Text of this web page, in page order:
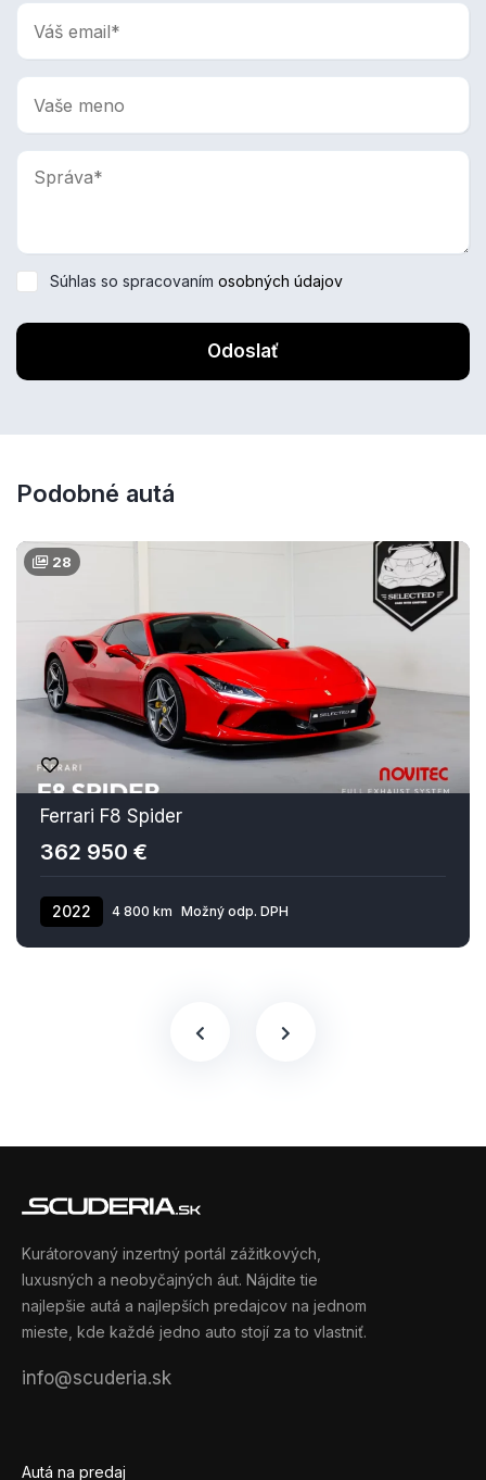
Súhlas so spracovaním osobných údajov
Odoslať
Podobné autá
28
Ferrari F8 Spider
362 950 €
2022 4 800 km Možný odp. DPH
Kurátorovaný inzertný portál zážitkových,
luxusných a neobyčajných áut. Nájdite tie
najlepšie autá a najlepších predajcov na jednom
mieste, kde každé jedno auto stojí za to vlastniť.
info@scuderia.sk
Autá na predaj